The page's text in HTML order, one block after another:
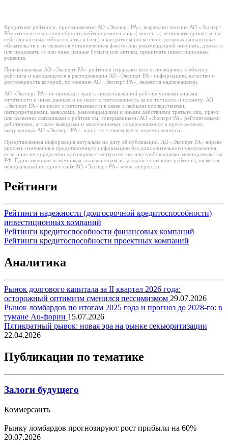
Кредитные рейтинги, присваиваемые АО «Эксперт РА», выражают мнение АО «Эксперт
РА» относительно способности рейтингуемого лица (эмитента) исполнять принятые на
себя финансовые обязательства и (или) о кредитном риске его отдельных финансовых
обязательств и не являются установлением фактов или рекомендацией покупать, держать
или продавать те или иные ценные бумаги или активы, принимать инвестиционные
решения.
Присваиваемые АО «Эксперт РА» рейтинги отражают всю относящуюся к объекту
рейтинга и находящуюся в распоряжении АО «Эксперт РА» информацию, качество и
достоверность которой, по мнению АО «Эксперт РА», являются надлежащими.
АО «Эксперт РА» не проводит аудита представленной рейтингуемыми лицами
отчётности и иных данных и не несёт ответственность за их точность и полноту. АО
«Эксперт РА» не несет ответственности в связи с любыми последствиями,
интерпретациями, выводами, рекомендациями и иными действиями третьих лиц, прямо
или косвенно связанными с рейтингом, совершенными АО «Эксперт РА» рейтинговыми
действиями, а также выводами и заключениями, содержащимися в пресс-релизах,
выпущенных АО «Эксперт РА», или отсутствием всего перечисленного.
Представленная информация актуальна на дату её публикации. АО «Эксперт РА» вправе
вносить изменения в представленную информацию без дополнительного уведомления,
если иное не определено договором с контрагентом или требованиями законодательства
РФ. Единственным источником, отражающим актуальное состояние рейтинга, является
официальный интернет-сайт АО «Эксперт РА» www.raexpert.ru.
Рейтинги
Рейтинги надежности (долгосрочной кредитоспособности)
инвестиционных компаний
Рейтинги кредитоспособности финансовых компаний
Рейтинги кредитоспособности проектных компаний
Аналитика
Рынок долгового капитала за II квартал 2026 года:
осторожный оптимизм сменился пессимизмом 29.07.2026
Рынок ломбардов по итогам 2025 года и прогноз до 2028-го: в
тумане Au-фории 15.07.2026
Пятикратный рывок: новая эра на рынке секьюритизации
22.04.2026
Публикации по тематике
Залоги будущего
Коммерсантъ
Рынку ломбардов прогнозируют рост прибыли на 60%
20.07.2026